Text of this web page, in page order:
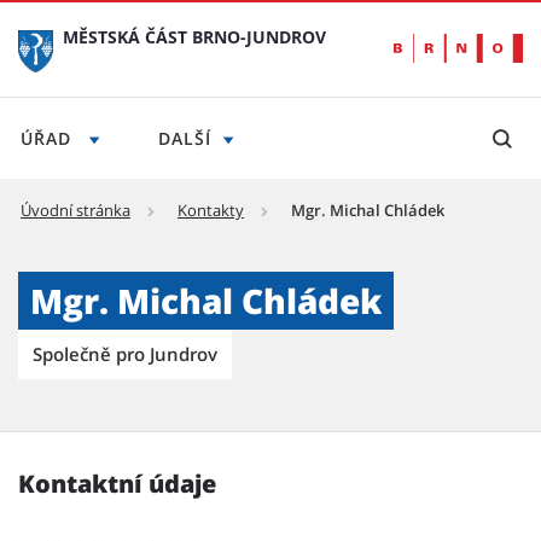
MĚSTSKÁ ČÁST BRNO-JUNDROV
ÚŘAD DALŠÍ
Úvodní stránka Kontakty Mgr. Michal Chládek
Mgr. Michal Chládek
Společně pro Jundrov
Kontaktní údaje